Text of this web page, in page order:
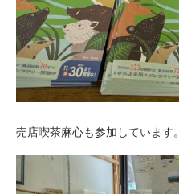
売店喫茶麻心も参加しています。